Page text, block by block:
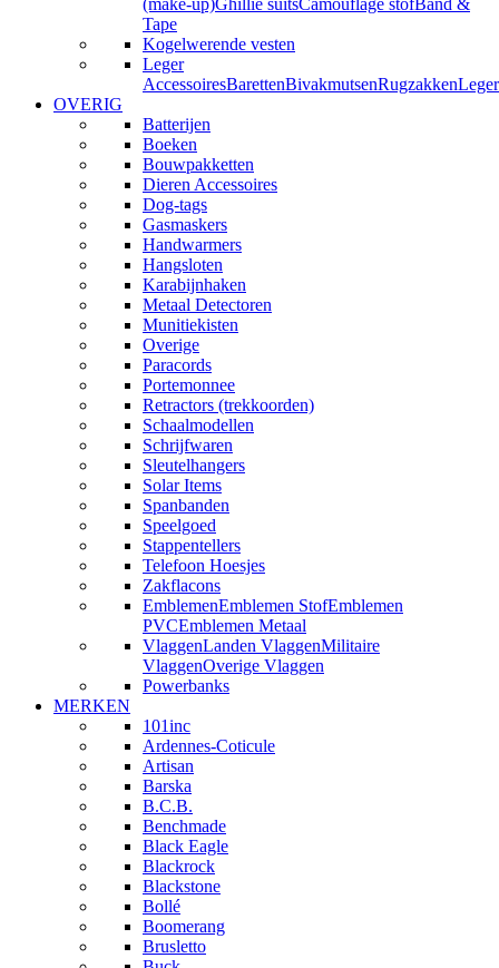
(make-up)Ghillie suitsCamouflage stofBand &
Tape
Kogelwerende vesten
Leger
AccessoiresBarettenBivakmutsenRugzakken
OVERIG
Batterijen
Boeken
Bouwpakketten
Dieren Accessoires
Dog-tags
Gasmaskers
Handwarmers
Hangsloten
Karabijnhaken
Metaal Detectoren
Munitiekisten
Overige
Paracords
Portemonnee
Retractors (trekkoorden)
Schaalmodellen
Schrijfwaren
Sleutelhangers
Solar Items
Spanbanden
Speelgoed
Stappentellers
Telefoon Hoesjes
Zakflacons
EmblemenEmblemen StofEmblemen
PVCEmblemen Metaal
VlaggenLanden VlaggenMilitaire
VlaggenOverige Vlaggen
Powerbanks
MERKEN
101inc
Ardennes-Coticule
Artisan
Barska
B.C.B.
Benchmade
Black Eagle
Blackrock
Blackstone
Bollé
Boomerang
Brusletto